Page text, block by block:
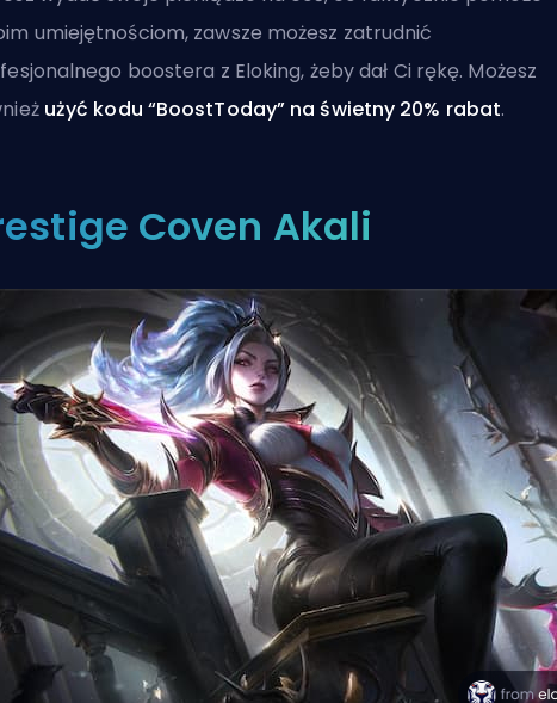
umiejętnościom, zawsze możesz zatrudnić
boostera z Eloking, żeby dał Ci rękę. Możesz
użyć kodu “BoostToday” na świetny 20% rabat.
Coven Akali